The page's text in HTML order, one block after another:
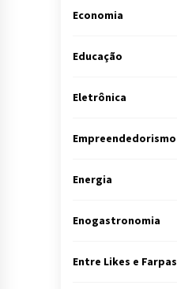
Economia
Educação
Eletrônica
Empreendedorismo
Energia
Enogastronomia
Entre Likes e Farpas